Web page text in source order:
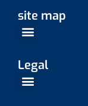
site map
Legal